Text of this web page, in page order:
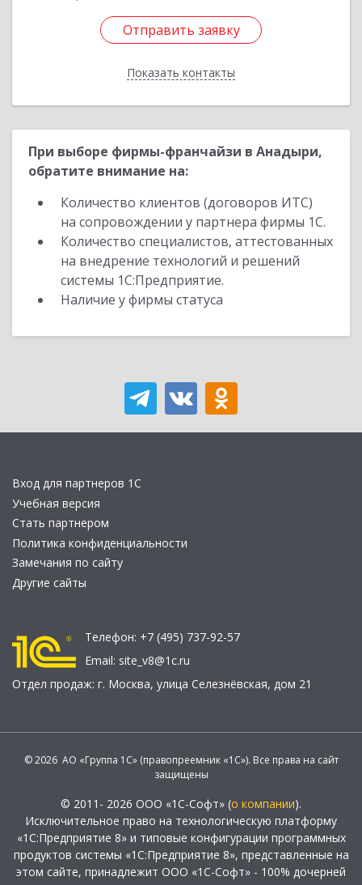
Отправить заявку
Показать контакты
Отправить заявку
Назад
При выборе фирмы-франчайзи в Анадыри,
обратите внимание на:
Количество клиентов (договоров ИТС)
на сопровождении у партнера фирмы 1С.
Количество специалистов, аттестованных
на внедрение технологий и решений
системы 1С:Предприятие.
Наличие у фирмы статуса
Вход для партнеров 1С
Учебная версия
Стать партнером
Политика конфиденциальности
Замечания по сайту
Другие сайты
Телефон: +7 (495) 737-92-57
Email: site_v8@1c.ru
Отдел продаж: г. Москва, улица Селезнёвская, дом 21
© 2026 АО «Группа 1С» (правопреемник «1С»). Все права на сайт
защищены
© 2011- 2026 ООО «1С-Софт» (о компании).
Исключительное право на технологическую платформу
«1С:Предприятие 8» и типовые конфигурации программных
продуктов системы «1С:Предприятие 8», представленные на
этом сайте, принадлежит ООО «1С-Софт» - 100% дочерней